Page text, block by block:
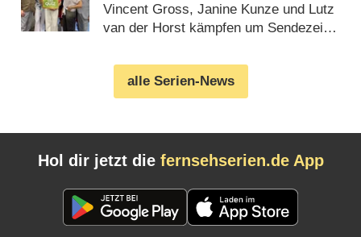
der Sonderfolge am 9. August 2026
Vincent Gross, Janine Kunze und Lutz
van der Horst kämpfen um Sendezeit
alle Serien-News
Hol dir jetzt die fernsehserien.de App